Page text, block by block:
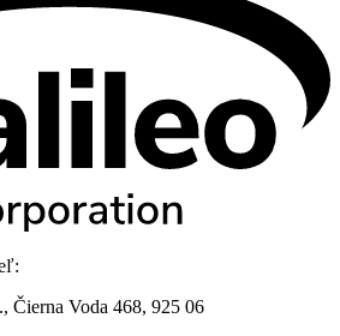
Čierna Voda 468, 925 06